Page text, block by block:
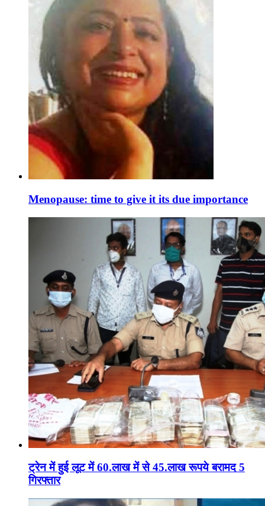
Menopause: time to give it its due importance
ट्रेन में हुई लूट में 60.लाख में से 45.लाख रूपये बरामद 5
गिरफ्तार